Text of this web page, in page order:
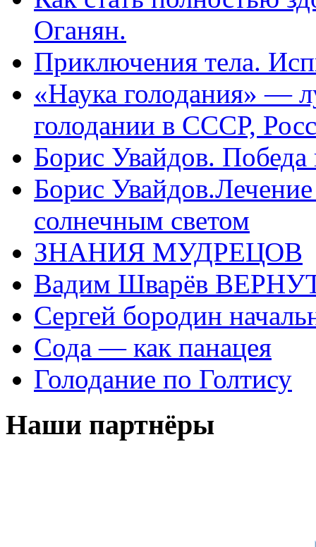
Оганян.
Приключения тела.
«Наука голодания» —
голодании в СССР,
Борис Увайдов.
Борис
солнечным светом
ЗНАНИЯ МУДРЕЦОВ
Вадим Шварёв
Сергей бородин
Сода — как панацея
Голодание по Голтису
Наши партнёры